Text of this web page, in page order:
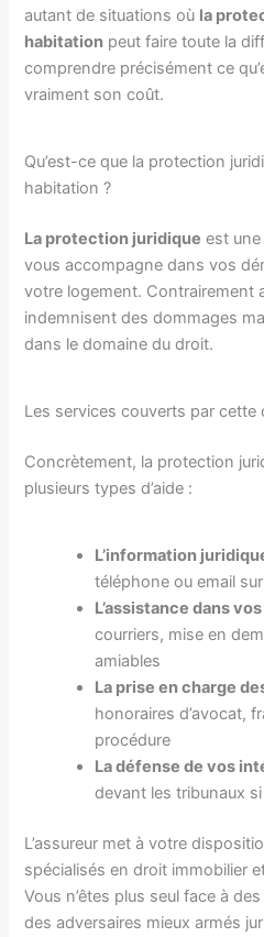
autant de situations où la
habitation peut faire toute la
comprendre précisément ce
vraiment son coût.
Qu’est-ce que la protection
habitation ?
La protection juridique est
vous accompagne dans vos
votre logement. Contrairement
indemnisent des dommages
dans le domaine du droit.
Les services couverts par cette
Concrètement, la protection
plusieurs types d’aide :
L’information
téléphone ou email
L’assistance dans
courriers, mise en
amiables
La prise en charge
honoraires d’avocat,
procédure
La défense de vos
devant les tribunaux
L’assureur met à votre
spécialisés en droit immobilier
Vous n’êtes plus seul face à
des adversaires mieux armés